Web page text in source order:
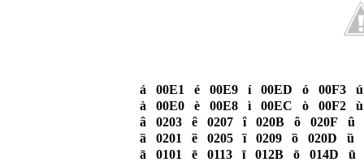
á 00E1 é 00E9 í 00ED ó 00F3
à 00E0 è 00E8 ì 00EC ò 00F2
ȃ 0203 ȇ 0207 ȋ 020B ȏ 020F ȗ
ȁ 0201 ȅ 0205 ȉ 0209 ȍ 020D ȕ
ā 0101 ē 0113 ī 012B ō 014D